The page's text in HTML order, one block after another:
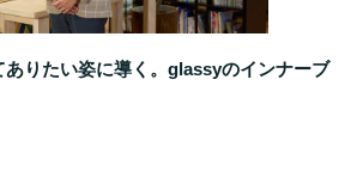
ありたい姿に導く。glassyのインナーブ